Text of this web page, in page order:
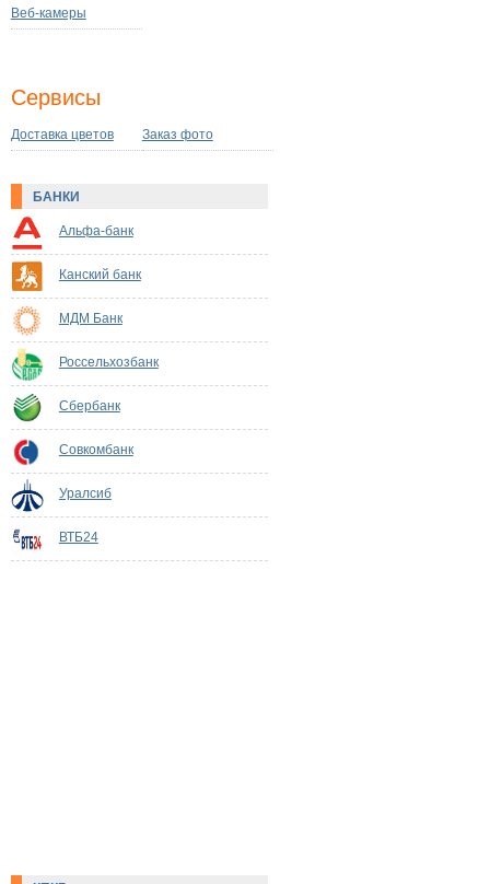
Веб-камеры
Сервисы
Доставка цветов Заказ фото
БАНКИ
Альфа-банк
Канский банк
МДМ Банк
Россельхозбанк
Сбербанк
Совкомбанк
Уралсиб
ВТБ24